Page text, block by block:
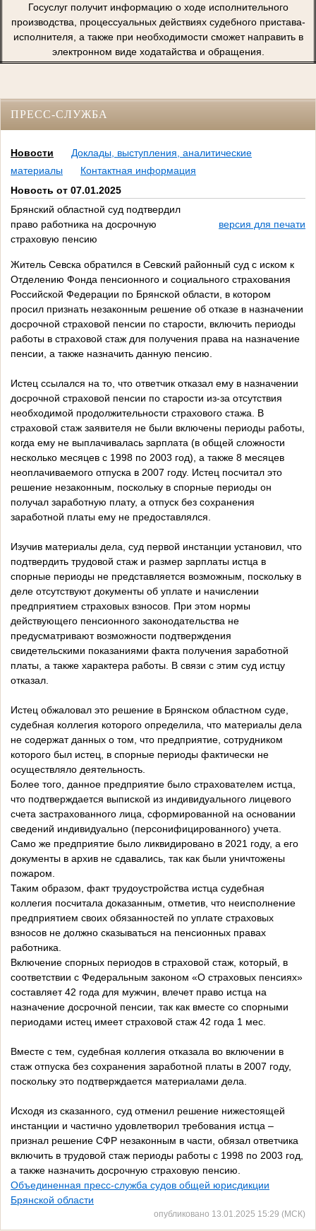
Госуслуг получит информацию о ходе исполнительного
производства, процессуальных действиях судебного пристава-
исполнителя, а также при необходимости сможет направить в
электронном виде ходатайства и обращения.
ПРЕСС-СЛУЖБА
Новости
Доклады, выступления, аналитические
материалы
Контактная информация
Новость от 07.01.2025
Брянский областной суд подтвердил
право работника на досрочную
страховую пенсию
версия для печати
Житель Севска обратился в Севский районный суд с иском к
Отделению Фонда пенсионного и социального страхования
Российской Федерации по Брянской области, в котором
просил признать незаконным решение об отказе в назначении
досрочной страховой пенсии по старости, включить периоды
работы в страховой стаж для получения права на назначение
пенсии, а также назначить данную пенсию.
Истец ссылался на то, что ответчик отказал ему в назначении
досрочной страховой пенсии по старости из-за отсутствия
необходимой продолжительности страхового стажа. В
страховой стаж заявителя не были включены периоды работы,
когда ему не выплачивалась зарплата (в общей сложности
несколько месяцев с 1998 по 2003 год), а также 8 месяцев
неоплачиваемого отпуска в 2007 году. Истец посчитал это
решение незаконным, поскольку в спорные периоды он
получал заработную плату, а отпуск без сохранения
заработной платы ему не предоставлялся.
Изучив материалы дела, суд первой инстанции установил, что
подтвердить трудовой стаж и размер зарплаты истца в
спорные периоды не представляется возможным, поскольку в
деле отсутствуют документы об уплате и начислении
предприятием страховых взносов. При этом нормы
действующего пенсионного законодательства не
предусматривают возможности подтверждения
свидетельскими показаниями факта получения заработной
платы, а также характера работы. В связи с этим суд истцу
отказал.
Истец обжаловал это решение в Брянском областном суде,
судебная коллегия которого определила, что материалы дела
не содержат данных о том, что предприятие, сотрудником
которого был истец, в спорные периоды фактически не
осуществляло деятельность.
Более того, данное предприятие было страхователем истца,
что подтверждается выпиской из индивидуального лицевого
счета застрахованного лица, сформированной на основании
сведений индивидуально (персонифицированного) учета.
Само же предприятие было ликвидировано в 2021 году, а его
документы в архив не сдавались, так как были уничтожены
пожаром.
Таким образом, факт трудоустройства истца судебная
коллегия посчитала доказанным, отметив, что неисполнение
предприятием своих обязанностей по уплате страховых
взносов не должно сказываться на пенсионных правах
работника.
Включение спорных периодов в страховой стаж, который, в
соответствии с Федеральным законом «О страховых пенсиях»
составляет 42 года для мужчин, влечет право истца на
назначение досрочной пенсии, так как вместе со спорными
периодами истец имеет страховой стаж 42 года 1 мес.
Вместе с тем, судебная коллегия отказала во включении в
стаж отпуска без сохранения заработной платы в 2007 году,
поскольку это подтверждается материалами дела.
Исходя из сказанного, суд отменил решение нижестоящей
инстанции и частично удовлетворил требования истца –
признал решение СФР незаконным в части, обязал ответчика
включить в трудовой стаж периоды работы с 1998 по 2003 год,
а также назначить досрочную страховую пенсию.
Объединенная пресс-служба судов общей юрисдикции
Брянской области
опубликовано 13.01.2025 15:29 (МСК)